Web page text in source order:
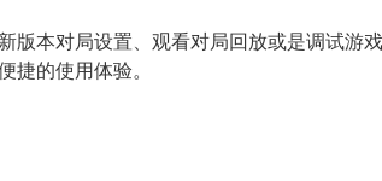
版本对局设置、观看对局回放或是调试
捷的使用体验。